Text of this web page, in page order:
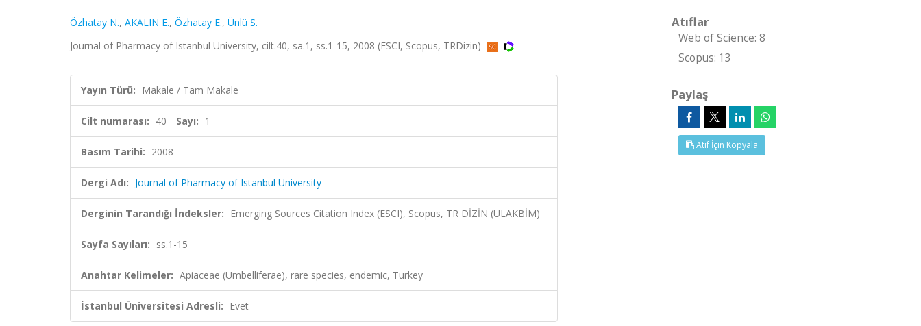
Özhatay N., AKALIN E., Özhatay E., Ünlü S.
Journal of Pharmacy of Istanbul University, cilt.40, sa.1, ss.1-15, 2008 (ESCI, Scopus, TRDizin)
Yayın Türü: Makale / Tam Makale
Cilt numarası: 40 Sayı: 1
Basım Tarihi: 2008
Dergi Adı: Journal of Pharmacy of Istanbul University
Derginin Tarandığı İndeksler: Emerging Sources Citation Index (ESCI), Scopus, TR DİZİN (ULAKBİM)
Sayfa Sayıları: ss.1-15
Anahtar Kelimeler: Apiaceae (Umbelliferae), rare species, endemic, Turkey
İstanbul Üniversitesi Adresli: Evet
Atıflar
Web of Science: 8
Scopus: 13
Paylaş
Atıf İçin Kopyala